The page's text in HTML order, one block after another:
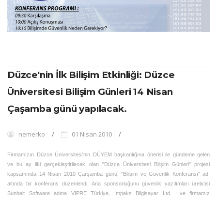
Düzce'nin İlk Bilişim Etkinliği: Düzce
Üniversitesi Bilişim Günleri 14 Nisan
Çaşamba günü yapılacak.
nemerko 01 Nisan 2010
Firmamızın Düzce Üniversitesi'nin DÜYEM başkanlığına önerisi ile gündeme gelen
ve bu ay ilki gerçekleştirilecek olan "Düzce Üniversitesi Bilişim Günleri" projesi
kapsamında 14 Nisan 2010 Çarşamba günü, "Bilişim ve Güvenlik Konferansı" adı
altında bir konferans düzenlendi. Ana sponsorluğunu güvenlik yazılımları üreticisi
Sunbelt Software adına VIPRE Türkiye, İmpeks Bilgisayar Ltd. ve firmamız